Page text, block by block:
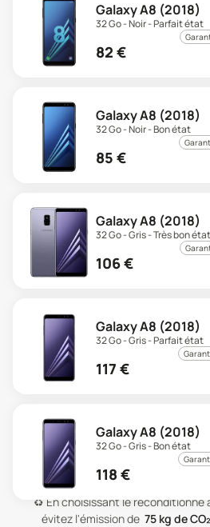
Galaxy A8 (2018)
32 Go - Noir - Parfait état
82 €
Galaxy A8 (2018)
32 Go - Noir - Bon état
85 €
Galaxy A8 (2018)
32 Go - Gris - Très bon état
106€
Galaxy A8 (2018)
32 Go - Gris - Parfait état
117 €
Galaxy A8 (2018)
32 Go - Gris - Bon état
118 €
♻️ En choisissant le reconditionné
évitez l'émission de 75 kg de CO₂